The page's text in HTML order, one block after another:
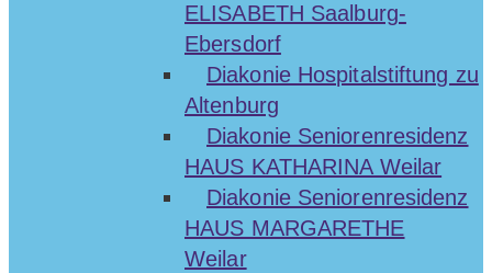
ELISABETH Saalburg-
Ebersdorf
Diakonie Hospitalstiftung zu
Altenburg
Diakonie Seniorenresidenz
HAUS KATHARINA Weilar
Diakonie Seniorenresidenz
HAUS MARGARETHE
Weilar